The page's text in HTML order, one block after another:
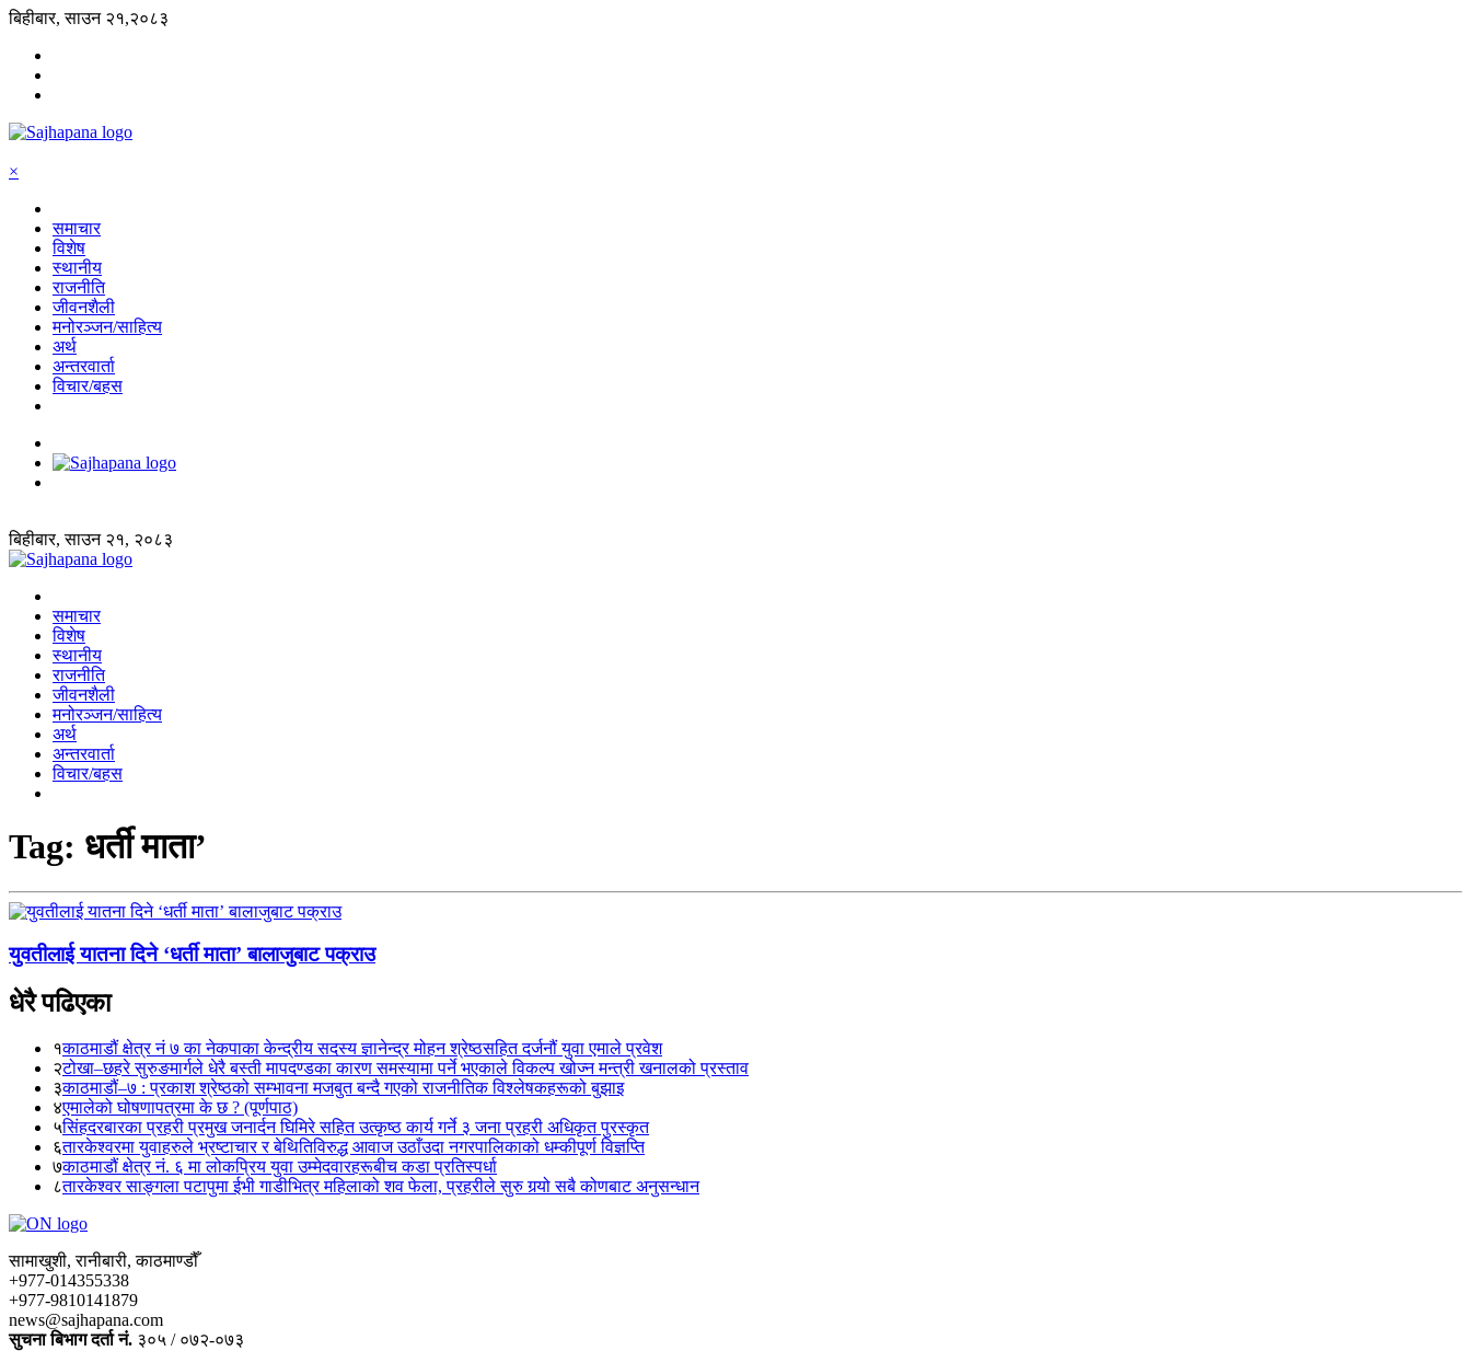
बिहीबार, साउन २१,२०८३
×
समाचार
विशेष
स्थानीय
राजनीति
जीवनशैली
मनोरञ्जन/साहित्य
अर्थ
अन्तरवार्ता
विचार/बहस
बिहीबार, साउन २१, २०८३
समाचार
विशेष
स्थानीय
राजनीति
जीवनशैली
मनोरञ्जन/साहित्य
अर्थ
अन्तरवार्ता
विचार/बहस
Tag: धर्ती माता’
युवतीलाई यातना दिने ‘धर्ती माता’ बालाजुबाट पक्राउ
धेरै पढिएका
१काठमाडौं क्षेत्र नं ७ का नेकपाका केन्द्रीय सदस्य ज्ञानेन्द्र मोहन श्रेष्ठसहित दर्जनौं युवा एमाले प्रवेश
२टोखा–छहरे सुरुङमार्गले धेरै बस्ती मापदण्डका कारण समस्यामा पर्ने भएकाले विकल्प खोज्न मन्त्री खनालको प्रस्ताव
३काठमाडौं–७ : प्रकाश श्रेष्ठको सम्भावना मजबुत बन्दै गएको राजनीतिक विश्लेषकहरूको बुझाइ
४एमालेको घोषणापत्रमा के छ ? (पूर्णपाठ)
५सिंहदरबारका प्रहरी प्रमुख जनार्दन घिमिरे सहित उत्कृष्ठ कार्य गर्ने ३ जना प्रहरी अधिकृत पुरस्कृत
६तारकेश्वरमा युवाहरुले भ्रष्टाचार र बेथितिविरुद्ध आवाज उठाँउदा नगरपालिकाको धम्कीपूर्ण विज्ञप्ति
७काठमाडौं क्षेत्र नं. ६ मा लोकप्रिय युवा उम्मेदवारहरूबीच कडा प्रतिस्पर्धा
८तारकेश्वर साङ्गला पटापुमा ईभी गाडीभित्र महिलाको शव फेला, प्रहरीले सुरु गर्‍यो सबै कोणबाट अनुसन्धान
सामाखुशी, रानीबारी, काठमाण्डौँ
+977-014355338
+977-9810141879
news@sajhapana.com
सुचना बिभाग दर्ता नं. ३०५ / ०७२-०७३